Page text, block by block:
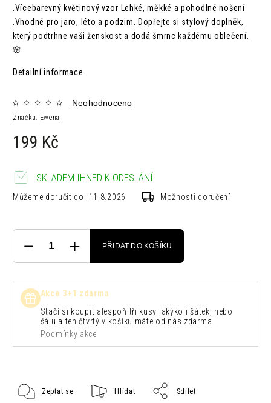
.Vícebarevný květinový vzor Lehké, měkké a pohodlné nošení
.Vhodné pro jaro, léto a podzim. Dopřejte si stylový doplněk,
který podtrhne vaši ženskost a dodá šmrnc každému oblečení.
🌸
Detailní informace
Značka: Ewena
Neohodnoceno
199 Kč
SKLADEM IHNED K ODESLÁNÍ
Můžeme doručit do: 11.8.2026 Možnosti doručení
PŘIDAT DO KOŠÍKU
Akce 3+1 zdarma
Stačí si koupit alespoň tři kusy jakýkoli šátek, nebo
šálu a ten čtvrtý v košíku máte od nás zdarma.
Podmínky akce
Zeptat se Hlídat Sdílet